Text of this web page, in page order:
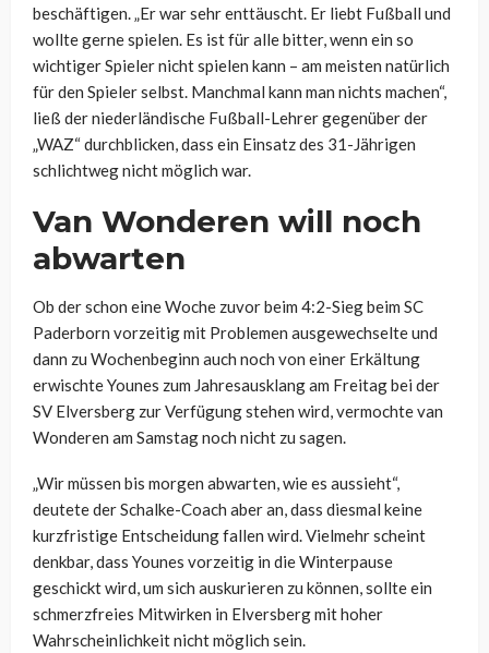
beschäftigen. „Er war sehr enttäuscht. Er liebt Fußball und
wollte gerne spielen. Es ist für alle bitter, wenn ein so
wichtiger Spieler nicht spielen kann – am meisten natürlich
für den Spieler selbst. Manchmal kann man nichts machen“,
ließ der niederländische Fußball-Lehrer gegenüber der
„WAZ“ durchblicken, dass ein Einsatz des 31-Jährigen
schlichtweg nicht möglich war.
Van Wonderen will noch
abwarten
Ob der schon eine Woche zuvor beim 4:2-Sieg beim SC
Paderborn vorzeitig mit Problemen ausgewechselte und
dann zu Wochenbeginn auch noch von einer Erkältung
erwischte Younes zum Jahresausklang am Freitag bei der
SV Elversberg zur Verfügung stehen wird, vermochte van
Wonderen am Samstag noch nicht zu sagen.
„Wir müssen bis morgen abwarten, wie es aussieht“,
deutete der Schalke-Coach aber an, dass diesmal keine
kurzfristige Entscheidung fallen wird. Vielmehr scheint
denkbar, dass Younes vorzeitig in die Winterpause
geschickt wird, um sich auskurieren zu können, sollte ein
schmerzfreies Mitwirken in Elversberg mit hoher
Wahrscheinlichkeit nicht möglich sein.